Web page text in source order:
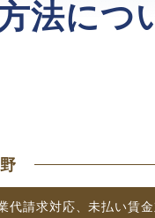
法につ
代請求対応、未払い賃